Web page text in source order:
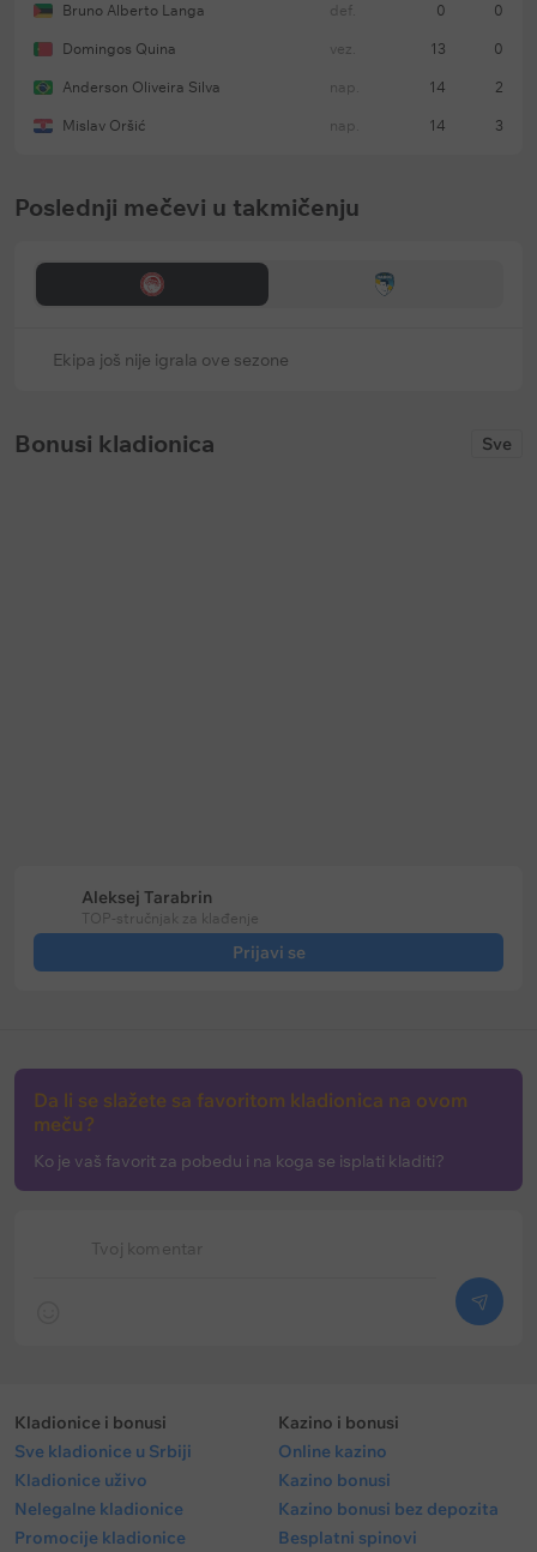
Bruno Alberto Langa def. 0 0
Domingos Quina vez. 13 0
Anderson Oliveira Silva nap. 14 2
Mislav Oršić nap. 14 3
Poslednji mečevi u takmičenju
Ekipa još nije igrala ove sezone
Bonusi kladionica Sve
Aleksej Tarabrin
TOP-stručnjak za klađenje
Prijavi se
Tvoj komentar
Da li se slažete sa favoritom kladionica na ovom
meču?
Ko je vaš favorit za pobedu i na koga se isplati kladiti?
Kladionice i bonusi
Sve kladionice u Srbiji
Kladionice uživo
Nelegalne kladionice
Promocije kladionice
Kazino i bonusi
Online kazino
Kazino bonusi
Kazino bonusi bez depozita
Besplatni spinovi